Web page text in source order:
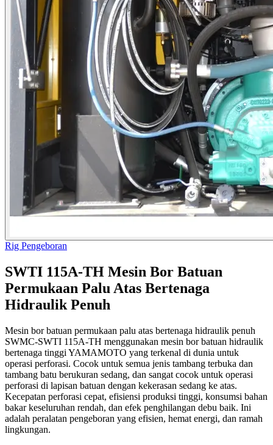
Rig Pengeboran
SWTI 115A-TH Mesin Bor Batuan
Permukaan Palu Atas Bertenaga
Hidraulik Penuh
Mesin bor batuan permukaan palu atas bertenaga hidraulik penuh
SWMC-SWTI 115A-TH menggunakan mesin bor batuan hidraulik
bertenaga tinggi YAMAMOTO yang terkenal di dunia untuk
operasi perforasi. Cocok untuk semua jenis tambang terbuka dan
tambang batu berukuran sedang, dan sangat cocok untuk operasi
perforasi di lapisan batuan dengan kekerasan sedang ke atas.
Kecepatan perforasi cepat, efisiensi produksi tinggi, konsumsi bahan
bakar keseluruhan rendah, dan efek penghilangan debu baik. Ini
adalah peralatan pengeboran yang efisien, hemat energi, dan ramah
lingkungan.